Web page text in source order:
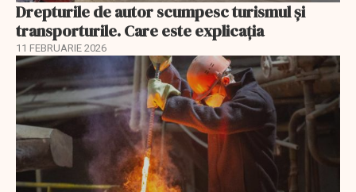
Drepturile de autor scumpesc turismul și
transporturile. Care este explicația
11 FEBRUARIE 2026